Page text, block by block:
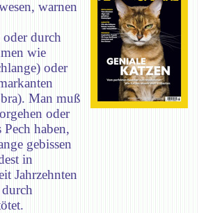
warnen
durch
wie
oder
Man muß
oder
Pech haben,
gebissen
in
Jahrzehnten